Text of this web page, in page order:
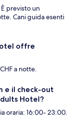
previsto un
Cani guida esenti
offre
a notte.
e il check-out
Hotel?
oraria: 16:00- 23:00.